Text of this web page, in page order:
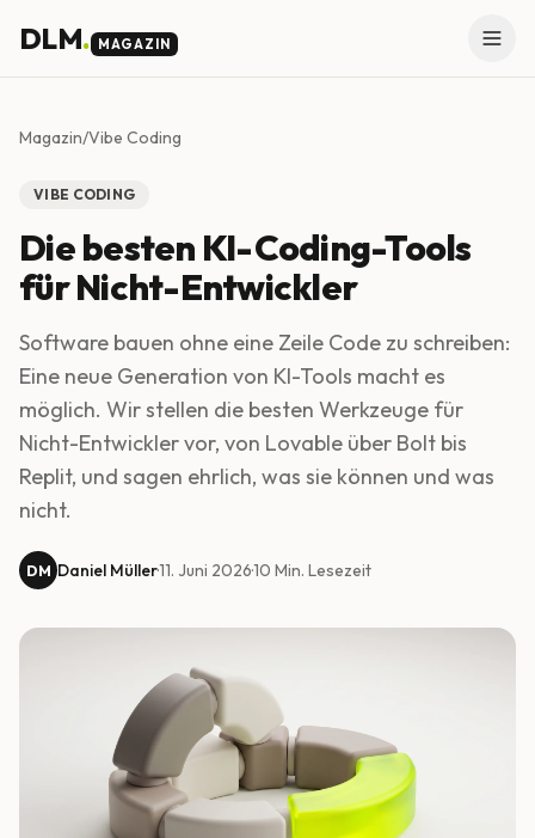
DLM. MAGAZIN
Magazin/Vibe Coding
VIBE CODING
Die besten KI-Coding-Tools
für Nicht-Entwickler
Software bauen ohne eine Zeile Code zu schreiben:
Eine neue Generation von KI-Tools macht es
möglich. Wir stellen die besten Werkzeuge für
Nicht-Entwickler vor, von Lovable über Bolt bis
Replit, und sagen ehrlich, was sie können und was
nicht.
DM Daniel Müller·11. Juni 2026·10 Min. Lesezeit